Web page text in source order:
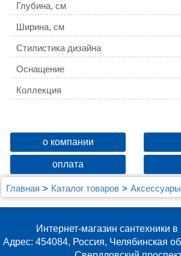
Глубина, см
Ширина, см
Стилистика дизайна
Оснащение
Коллекция
о компании
оплата
Главная Каталог товаров Аксессуары
Крючок Migliore Fortuna 27706 хром
Интернет-магазин сантехники
Адрес: 454084, Россия, Челябинская